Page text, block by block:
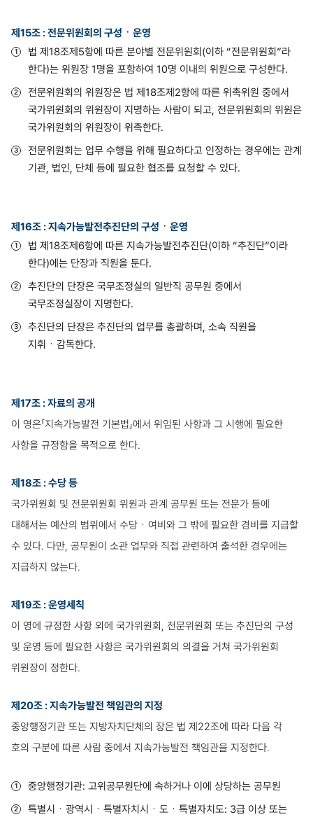
제15조 : 전문위원회의 구성ㆍ운영
법 제18조제5항에 따른 분야별 전문위원회(이하 “전문위원회”라
한다)는 위원장 1명을 포함하여 10명 이내의 위원으로 구성한다.
전문위원회의 위원장은 법 제18조제2항에 따른 위촉위원 중에서
국가위원회의 위원장이 지명하는 사람이 되고, 전문위원회의 위원은
국가위원회의 위원장이 위촉한다.
전문위원회는 업무 수행을 위해 필요하다고 인정하는 경우에는 관계
기관, 법인, 단체 등에 필요한 협조를 요청할 수 있다.
제16조 : 지속가능발전추진단의 구성ㆍ운영
법 제18조제6항에 따른 지속가능발전추진단(이하 “추진단”이라
한다)에는 단장과 직원을 둔다.
추진단의 단장은 국무조정실의 일반직 공무원 중에서
국무조정실장이 지명한다.
추진단의 단장은 추진단의 업무를 총괄하며, 소속 직원을
지휘ㆍ감독한다.
제17조 : 자료의 공개
이 영은「지속가능발전 기본법」에서 위임된 사항과 그 시행에 필요한
사항을 규정함을 목적으로 한다.
제18조 : 수당 등
국가위원회 및 전문위원회 위원과 관계 공무원 또는 전문가 등에
대해서는 예산의 범위에서 수당ㆍ여비와 그 밖에 필요한 경비를 지급할
수 있다. 다만, 공무원이 소관 업무와 직접 관련하여 출석한 경우에는
지급하지 않는다.
제19조 : 운영세칙
이 영에 규정한 사항 외에 국가위원회, 전문위원회 또는 추진단의 구성
및 운영 등에 필요한 사항은 국가위원회의 의결을 거쳐 국가위원회
위원장이 정한다.
제20조 : 지속가능발전 책임관의 지정
중앙행정기관 또는 지방자치단체의 장은 법 제22조에 따라 다음 각
호의 구분에 따른 사람 중에서 지속가능발전 책임관을 지정한다.
중앙행정기관: 고위공무원단에 속하거나 이에 상당하는 공무원
특별시ㆍ광역시ㆍ특별자치시ㆍ도ㆍ특별자치도: 3급 이상 또는